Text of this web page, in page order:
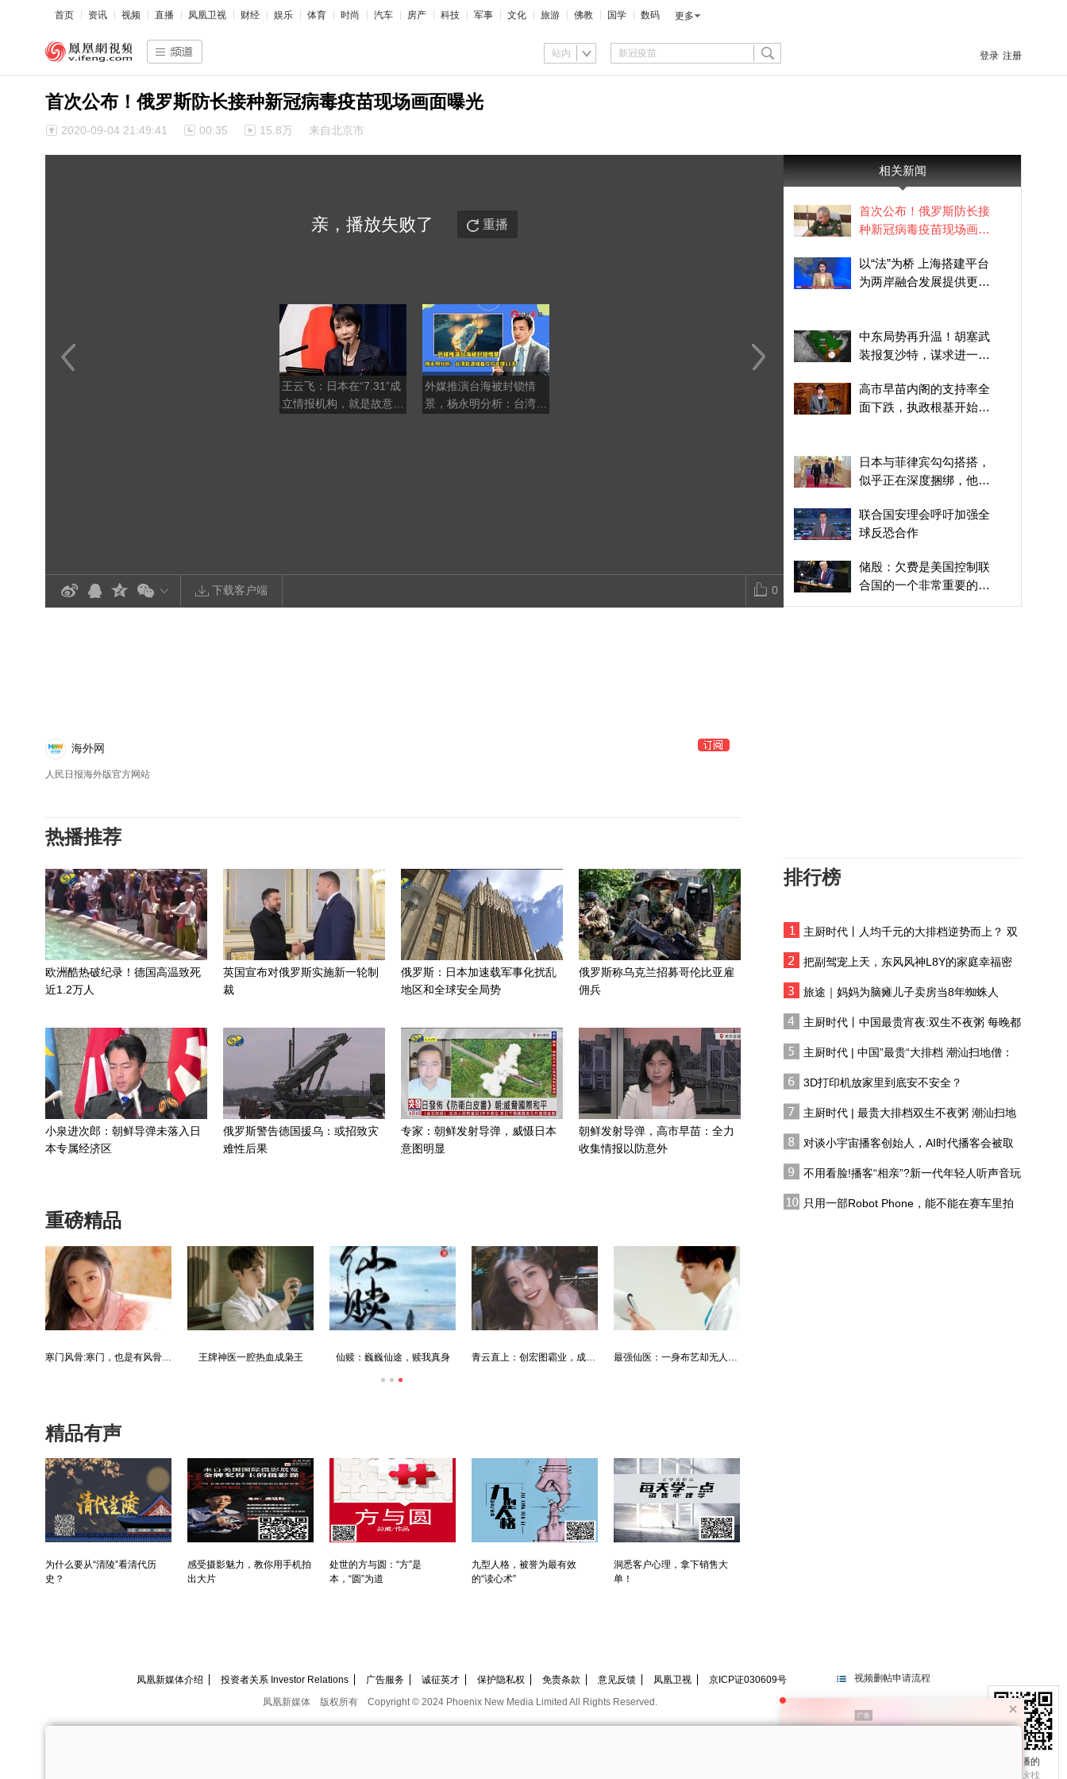
首页 资讯 视频 直播 凤凰卫视 财经 娱乐 体育 时尚 汽车 房产 科技 军事 文化 旅游 佛教 国学 数码 更多
站内 登录 注册
首次公布！俄罗斯防长接种新冠病毒疫苗现场画面曝光
2020-09-04 21:49:41 00:35 15.8万 来自北京市
亲，播放失败了 重播
王云飞：日本在“7.31”成
立情报机构，就是故意在
外媒推演台海被封锁情
景，杨永明分析：台湾能
“14对14”欧盟到底制裁了
德国民众示威要求政府出
台全国防暑计划
下载客户端 0
相关新闻
首次公布！俄罗斯防长接
种新冠病毒疫苗现场画面
以“法”为桥 上海搭建平台
为两岸融合发展提供更多
中东局势再升温！胡塞武
装报复沙特，谋求进一步
高市早苗内阁的支持率全
面下跌，执政根基开始松
日本与菲律宾勾勾搭搭，
似乎正在深度捆绑，他们
联合国安理会呼吁加强全
球反恐合作
储殷：欠费是美国控制联
合国的一个非常重要的手
段
特朗普再收紧出生公民权
“14对14”欧盟到底制裁了
议草案即将敲定
巴基斯坦总理同陆军参谋
长一行访问沙特
广岛核爆81年，日本与以
云？战胜国不同意
特朗普大发雷霆，美防长
海外网
人民日报海外版官方网站
热播推荐
欧洲酷热破纪录！德国高温致死
近1.2万人
英国宣布对俄罗斯实施新一轮制
裁
俄罗斯：日本加速载军事化扰乱
地区和全球安全局势
俄罗斯称乌克兰招募哥伦比亚雇
佣兵
小泉进次郎：朝鲜导弹未落入日
本专属经济区
俄罗斯警告德国援乌：或招致灾
难性后果
专家：朝鲜发射导弹，威慑日本
意图明显
朝鲜发射导弹，高市早苗：全力
收集情报以防意外
重磅精品
寒门风骨:寒门，也是有风骨的！ 王牌神医一腔热血成枭王 仙赎：巍巍仙途，赎我真身 青云直上：创宏图霸业，成人生赢家 最强仙医：一身布艺却无人不识
精品有声
为什么要从“清陵”看清代历
史？
感受摄影魅力，教你用手机拍
出大片
处世的方与圆：“方”是
本，“圆”为道
九型人格，被誉为最有效
的“读心术”
洞悉客户心理，拿下销售大
单！
排行榜
主厨时代丨人均千元的大排档逆势而上？ 双
把副驾宠上天，东风风神L8Y的家庭幸福密
旅途｜妈妈为脑瘫儿子卖房当8年蜘蛛人
主厨时代丨中国最贵宵夜:双生不夜粥 每晚都
主厨时代 | 中国”最贵“大排档 潮汕扫地僧：
3D打印机放家里到底安不安全？
主厨时代 | 最贵大排档双生不夜粥 潮汕扫地
对谈小宇宙播客创始人，AI时代播客会被取
不用看脸!播客“相亲”?新一代年轻人听声音玩
只用一部Robot Phone，能不能在赛车里拍
凤凰新媒体介绍 投资者关系 Investor Relations 广告服务 诚征英才 保护隐私权 免责条款 意见反馈 凤凰卫视
京ICP证030609号
凤凰新媒体
版权所有 Copyright © 2024 Phoenix New Media Limited All Rights Reserved.
视频删帖申请流程
电视不播的
真相在这找